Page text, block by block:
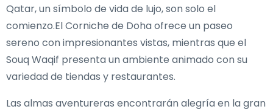
Qatar, un símbolo de vida de lujo, son solo el
comienzo.El Corniche de Doha ofrece un paseo
sereno con impresionantes vistas, mientras que el
Souq Waqif presenta un ambiente animado con su
variedad de tiendas y restaurantes.
Las almas aventureras encontrarán alegría en la gran